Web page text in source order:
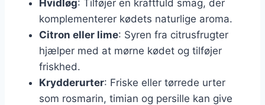
Hvidløg: Tilføjer en kraftfuld smag, der
komplementerer kødets naturlige aroma.
Citron eller lime: Syren fra citrusfrugter
hjælper med at mørne kødet og tilføjer
friskhed.
Krydderurter: Friske eller tørrede urter
som rosmarin, timian og persille kan give